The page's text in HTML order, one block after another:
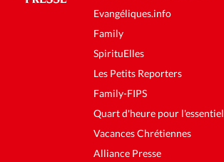
Evangéliques.info
Family
SpirituElles
Les Petits Reporters
Family-FIPS
Quart d'heure pour l'essentiel
Vacances Chrétiennes
Alliance Presse